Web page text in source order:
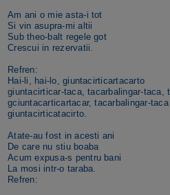
Am ani o mie asta-i tot
Si vin asupra-mi altii
Sub theo-balt regele got
Crescui in rezervatii.
Refren:
Hai-li, hai-lo, giuntacirticartacarto
giuntacirticar-taca, tacarbalingar-taca,
gciuntacarticartacar, tacarbalingar-taca
giuntacirticatacirto.
Atate-au fost in acesti ani
De care nu stiu boaba
Acum expusa-s pentru bani
La mosi intr-o taraba.
Refren: